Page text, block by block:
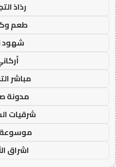
رذاذ
طعم
شهود
مباشر
مدونة
شرقيات
موسوعة
اشراق